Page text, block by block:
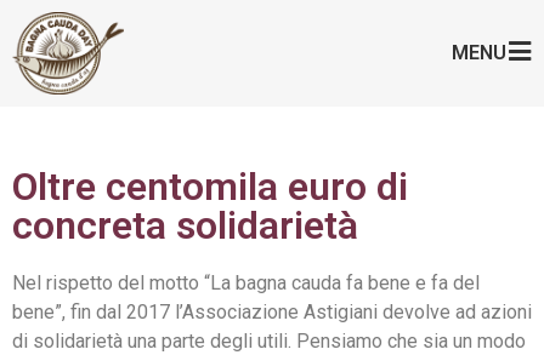
MENU
Oltre centomila euro di
concreta solidarietà
Nel rispetto del motto “La bagna cauda fa bene e fa del
bene”, fin dal 2017 l’Associazione Astigiani devolve ad azioni
di solidarietà una parte degli utili. Pensiamo che sia un modo